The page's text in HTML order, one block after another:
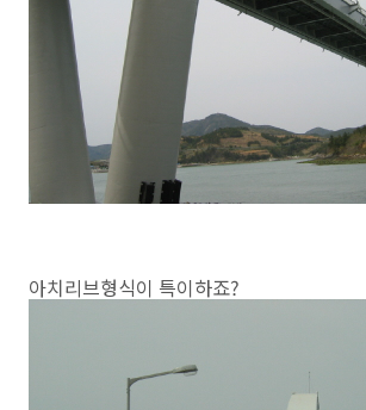
아치리브형식이 특이하죠?